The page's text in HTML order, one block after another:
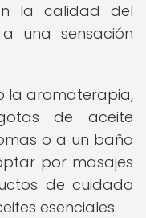
la calidad del
una sensación
la aromaterapia,
de aceite
o a un baño
por masajes
de cuidado
esenciales.